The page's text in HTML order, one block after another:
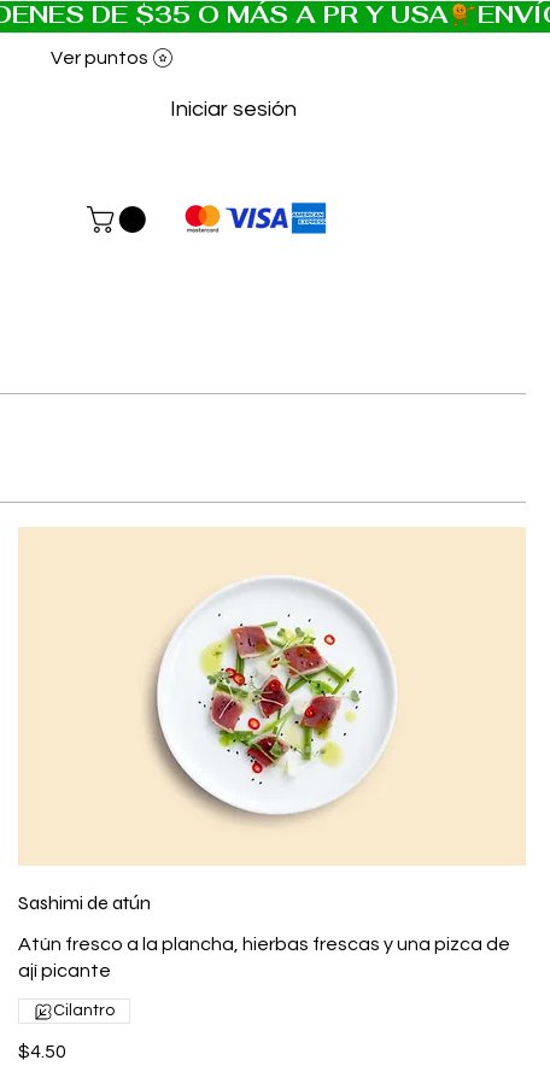
Ver puntos
Iniciar sesión
Sashimi de atún
Atún fresco a la plancha, hierbas frescas y una pizca de
ají picante
$4.50
Cilantro